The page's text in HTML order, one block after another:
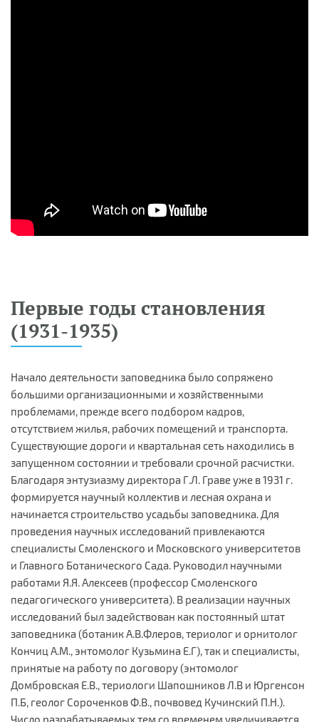
Первые годы становления
(1931-1935)
Начало деятельности заповедника было сопряжено
большими организационными и хозяйственными
проблемами, прежде всего подбором кадров,
отсутствием жилья, рабочих помещений и транспорта.
Существующие дороги и квартальная сеть находились в
запущенном состоянии и требовали срочной расчистки.
Благодаря энтузиазму директора Г.Л. Граве уже в 1931 г.
формируется научный коллектив и лесная охрана и
начинается строительство усадьбы заповедника. Для
проведения научных исследований привлекаются
специалисты Смоленского и Московского университетов
и Главного Ботанического Сада. Руководил научными
работами Я.Я. Алексеев (профессор Смоленского
педагогического университета). В реализации научных
исследований был задействован как постоянный штат
заповедника (ботаник А.В.Флеров, териолог и орнитолог
Кончиц А.М., энтомолог Кузьмина Е.Г), так и специалисты,
принятые на работу по договору (энтомолог
Домбровская Е.В., териологи Шапошников Л.В и Юргенсон
П.Б, геолог Сороченков Ф.В., почвовед Кучинский П.Н.).